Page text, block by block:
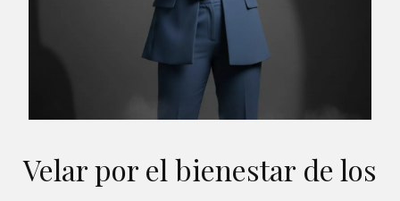
Velar por el bienestar de los